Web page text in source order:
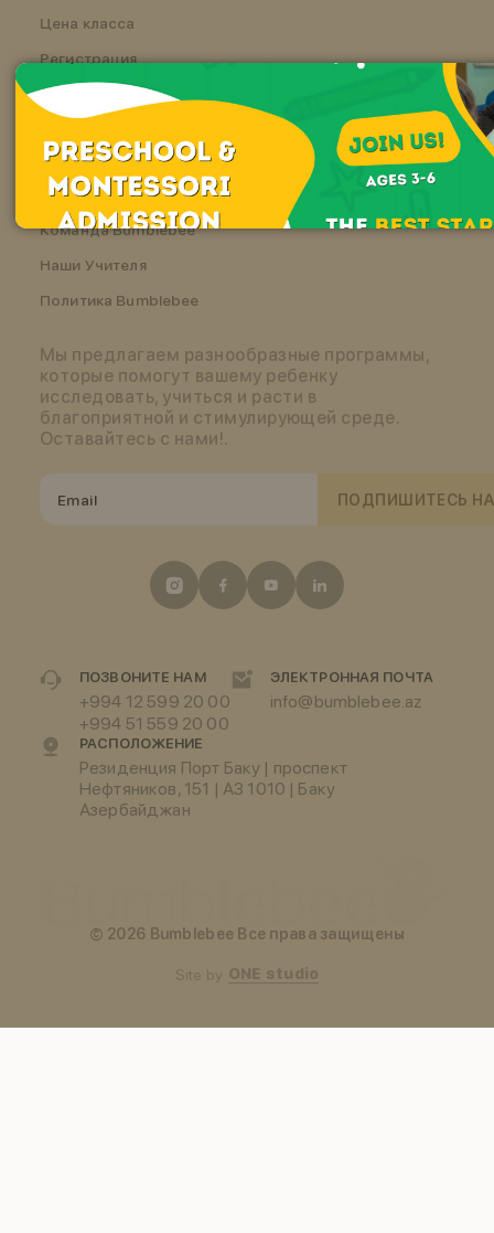
Мы предлагаем разнообразные программы,
которые помогут вашему ребенку
исследовать, учиться и расти в
благоприятной и стимулирующей среде.
Оставайтесь с нами!.
ПОДПИШИТЕСЬ
ПОЗВОНИТЕ НАМ
+994 12 599 20 00
+994 51 559 20 00
ЭЛЕКТРОННАЯ ПОЧТА
info@bumblebee.az
РАСПОЛОЖЕНИЕ
Резиденция Порт Баку | проспект
Нефтяников, 151 | АЗ 1010 | Баку
Азербайджан
Цена класса
Регистрация
BUMBLEBEE
Кто мы?
Аккредитация
Команда Bumblebee
Наши Учителя
Политика Bumblebee
© 2026 Bumblebee Все права защищены
Site by ONE studio